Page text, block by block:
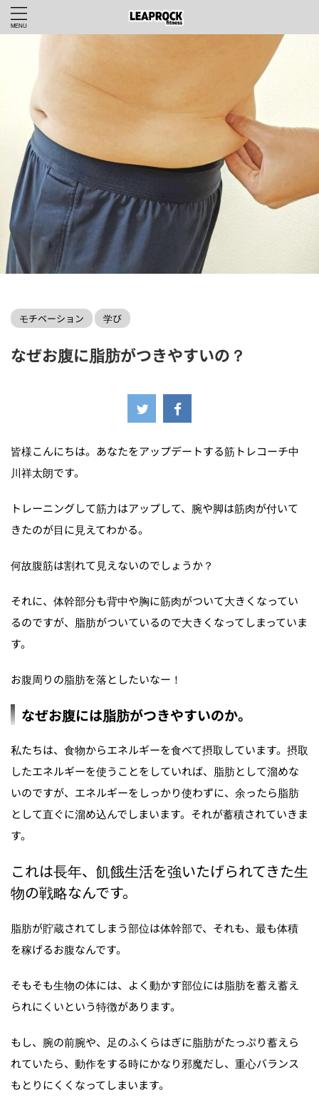
モチベーション
学び
なぜお腹に脂肪がつきやすいの？
皆様こんにちは。あなたをアップデートする筋トレコーチ中
川祥太朗です。
トレーニングして筋力はアップして、腕や脚は筋肉が付いて
きたのが目に見えてわかる。
何故腹筋は割れて見えないのでしょうか？
それに、体幹部分も背中や胸に筋肉がついて大きくなってい
るのですが、脂肪がついているので大きくなってしまっていま
す。
お腹周りの脂肪を落としたいなー！
なぜお腹には脂肪がつきやすいのか。
私たちは、食物からエネルギーを食べて摂取しています。摂取
したエネルギーを使うことをしていれば、脂肪として溜めな
いのですが、エネルギーをしっかり使わずに、余ったら脂肪
として直ぐに溜め込んでしまいます。それが蓄積されていきま
す。
これは長年、飢餓生活を強いたげられてきた生
物の戦略なんです。
脂肪が貯蔵されてしまう部位は体幹部で、それも、最も体積
を稼げるお腹なんです。
そもそも生物の体には、よく動かす部位には脂肪を蓄え蓄え
られにくいという特徴があります。
もし、腕の前腕や、足のふくらはぎに脂肪がたっぷり蓄えら
れていたら、動作をする時にかなり邪魔だし、重心バランス
もとりにくくなってしまいます。